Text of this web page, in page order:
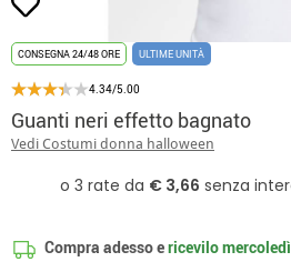
CONSEGNA 24/48 ORE ULTIME UNITÀ
4.34/5.00
Guanti neri effetto bagnato
Vedi Costumi donna halloween
Compra adesso ericevilomercoledì